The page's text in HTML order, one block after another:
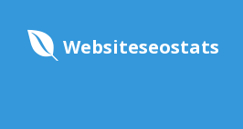
Websiteseostats